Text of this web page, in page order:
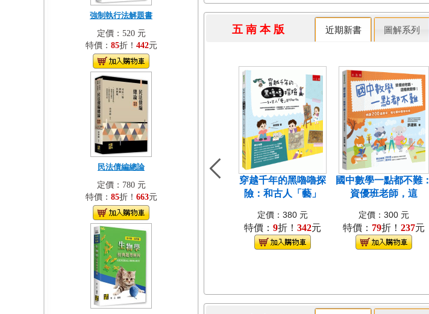
強制執行法解題書
定價：520 元
特價： 85折！ 442元
民法債編總論
定價：780 元
特價： 85折！ 663元
五 南 本 版 近期新書 圖解系列
穿越千年的黑嚕嚕探
險：和古人「藝」
定價：380 元
特價： 9折！ 342元
國中數學一點都不難：
資優班老師，這
定價：300 元
特價： 79折！ 237元